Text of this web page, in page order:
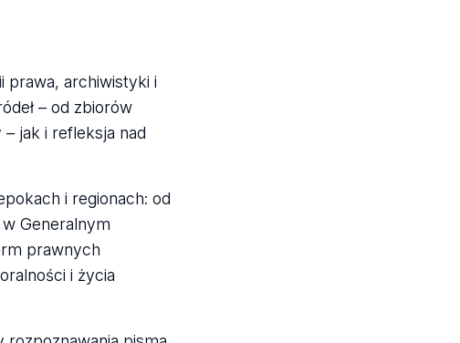
prawa, archiwistyki i
– od zbiorów
jak i refleksja nad
i regionach: od
Generalnym
prawnych
i życia